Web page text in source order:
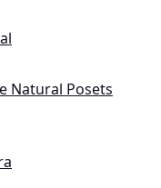
Natural Posets